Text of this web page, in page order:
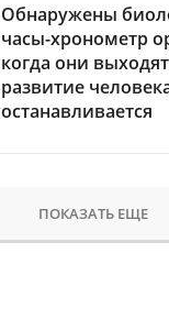
Обнаружены
часы-хронометр
когда они
развитие
останавливается
ПОКАЗАТЬ ЕЩЕ